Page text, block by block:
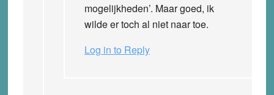
mogelijkheden’. Maar goed, ik
wilde er toch al niet naar toe.
Log in to Reply